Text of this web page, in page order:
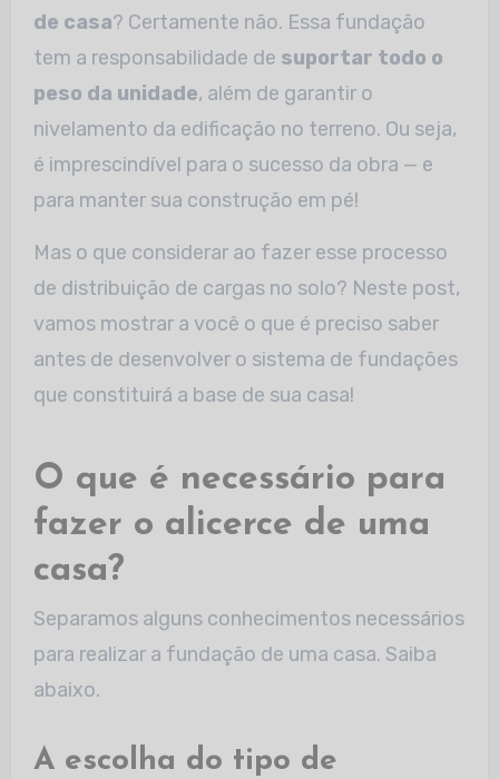
de casa? Certamente não. Essa fundação
tem a responsabilidade de suportar todo o
peso da unidade, além de garantir o
nivelamento da edificação no terreno. Ou seja,
é imprescindível para o sucesso da obra — e
para manter sua construção em pé!
Mas o que considerar ao fazer esse processo
de distribuição de cargas no solo? Neste post,
vamos mostrar a você o que é preciso saber
antes de desenvolver o sistema de fundações
que constituirá a base de sua casa!
O que é necessário para
fazer o alicerce de uma
casa?
Separamos alguns conhecimentos necessários
para realizar a fundação de uma casa. Saiba
abaixo.
A escolha do tipo de